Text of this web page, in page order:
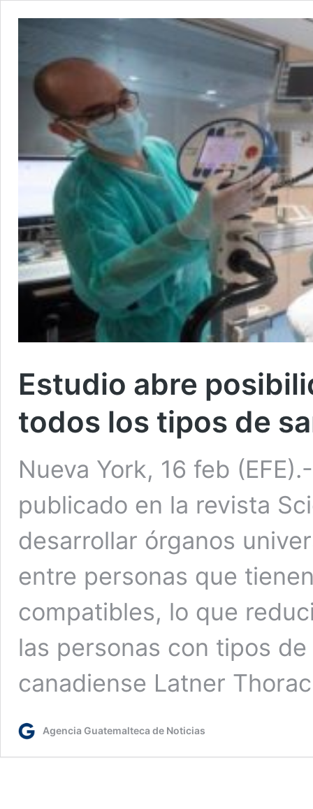
Estudio abre
todos los tipos de
Nueva York, 16 feb
publicado en la revista
desarrollar órganos
entre personas que
compatibles, lo que
las personas con tipos
canadiense Latner
Agencia Guatemalteca de Noticias